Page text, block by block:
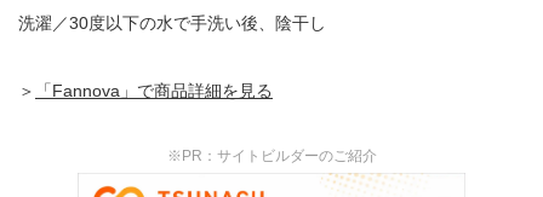
洗濯／30度以下の水で手洗い後、陰干し
＞ 「Fannova」で商品詳細を見る
※PR：サイトビルダーのご紹介